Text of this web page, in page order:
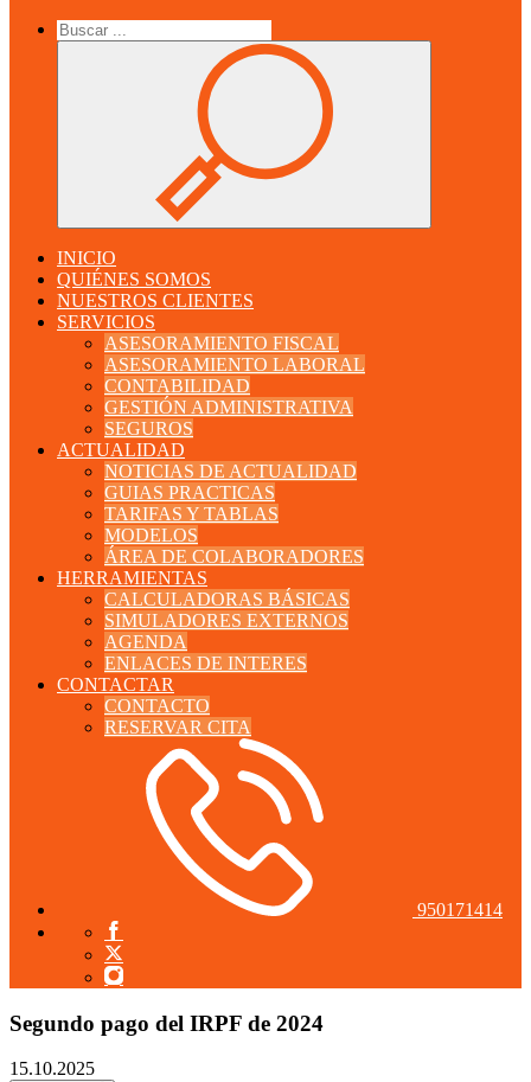
INICIO
QUIÉNES SOMOS
NUESTROS CLIENTES
SERVICIOS
ASESORAMIENTO FISCAL
ASESORAMIENTO LABORAL
CONTABILIDAD
GESTIÓN ADMINISTRATIVA
SEGUROS
ACTUALIDAD
NOTICIAS DE ACTUALIDAD
GUIAS PRACTICAS
TARIFAS Y TABLAS
MODELOS
ÁREA DE COLABORADORES
HERRAMIENTAS
CALCULADORAS BÁSICAS
SIMULADORES EXTERNOS
AGENDA
ENLACES DE INTERES
CONTACTAR
CONTACTO
RESERVAR CITA
950171414
Segundo pago del IRPF de 2024
15.10.2025